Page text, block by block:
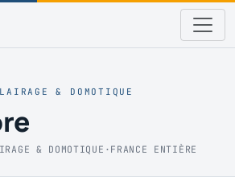
& DOMOTIQUE
& DOMOTIQUE · FRANCE ENTIÈRE